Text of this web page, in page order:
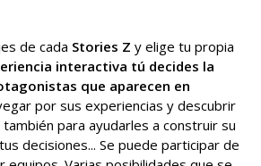
de cada Stories Z y elige tu propia
interactiva tú decides la
que aparecen en
por sus experiencias y descubrir
para ayudarles a construir su
decisiones... Se puede participar de